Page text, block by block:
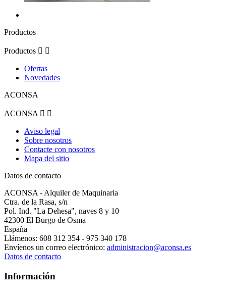
Productos
Productos  
Ofertas
Novedades
ACONSA
ACONSA  
Aviso legal
Sobre nosotros
Contacte con nosotros
Mapa del sitio
Datos de contacto
ACONSA - Alquiler de Maquinaria
Ctra. de la Rasa, s/n
Pol. Ind. "La Dehesa", naves 8 y 10
42300 El Burgo de Osma
España
Llámenos: 608 312 354 - 975 340 178
Envíenos un correo electrónico: administracion@aconsa.es
Datos de contacto
Información